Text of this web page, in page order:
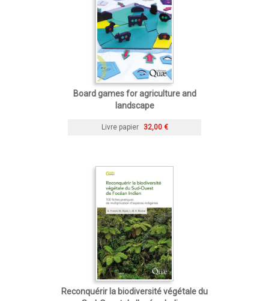
Board games for agriculture and
landscape
Livre papier 32,00 €
Reconquérir la biodiversité végétale du